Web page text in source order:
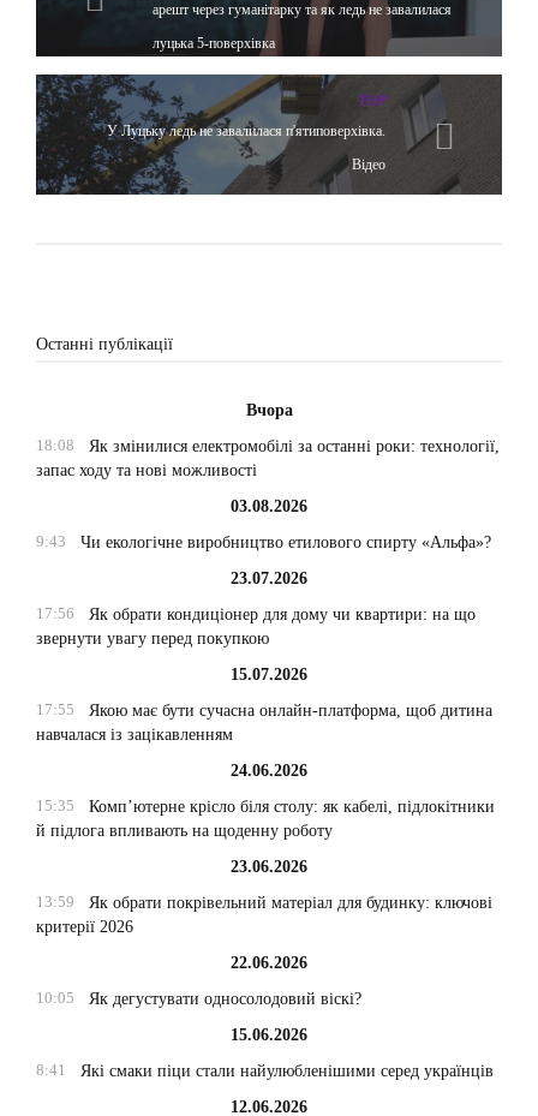
арешт через гуманітарку та як ледь не завалилася
луцька 5-поверхівка
TOP
У Луцьку ледь не завалилася п'ятиповерхівка.
Відео
Останні публікації
Вчора
18:08
Як змінилися електромобілі за останні роки: технології,
запас ходу та нові можливості
03.08.2026
9:43
Чи екологічне виробництво етилового спирту «Альфа»?
23.07.2026
17:56
Як обрати кондиціонер для дому чи квартири: на що
звернути увагу перед покупкою
15.07.2026
17:55
Якою має бути сучасна онлайн-платформа, щоб дитина
навчалася із зацікавленням
24.06.2026
15:35
Комп’ютерне крісло біля столу: як кабелі, підлокітники
й підлога впливають на щоденну роботу
23.06.2026
13:59
Як обрати покрівельний матеріал для будинку: ключові
критерії 2026
22.06.2026
10:05
Як дегустувати односолодовий віскі?
15.06.2026
8:41
Які смаки піци стали найулюбленішими серед українців
12.06.2026